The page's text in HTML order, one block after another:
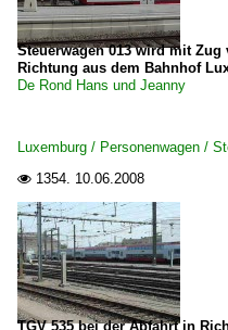
Steuerwagen 013 wird mit
Richtung aus dem Bahnhof
De Rond Hans und Jeanny
Luxemburg / Personenwagen /
 1354. 10.06.2008
TGV 535 bei der Abfahrt in